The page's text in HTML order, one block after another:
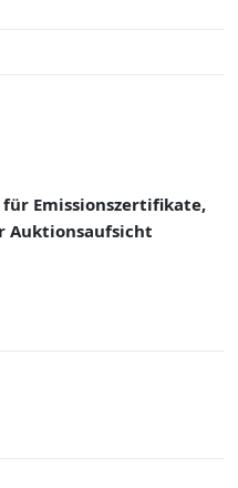
Emissionszertifikate,
Auktionsaufsicht